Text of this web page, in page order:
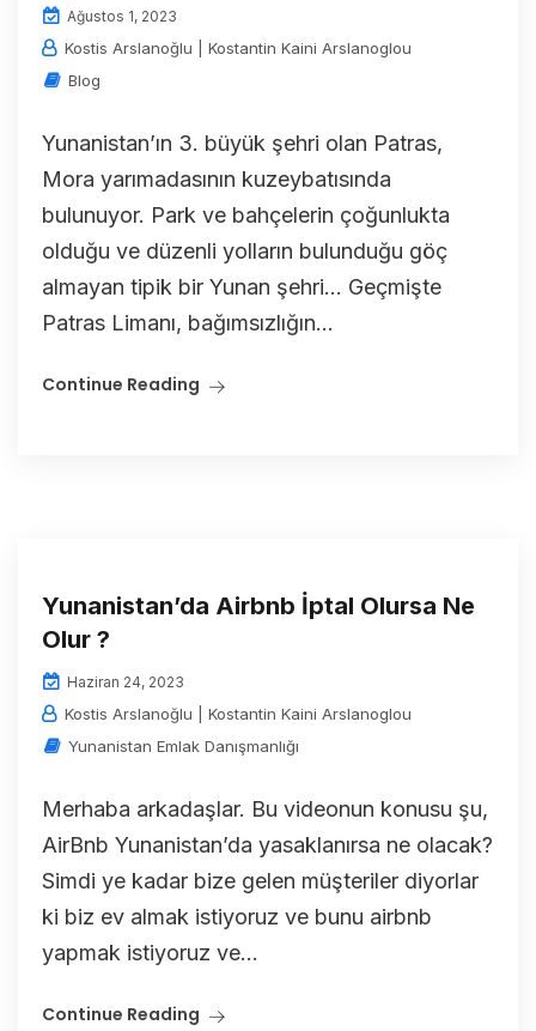
Ağustos 1, 2023
Kostis Arslanoğlu | Kostantin Kaini Arslanoglou
Blog
Yunanistan’ın 3. büyük şehri olan Patras,
Mora yarımadasının kuzeybatısında
bulunuyor. Park ve bahçelerin çoğunlukta
olduğu ve düzenli yolların bulunduğu göç
almayan tipik bir Yunan şehri… Geçmişte
Patras Limanı, bağımsızlığın...
Continue Reading
Yunanistan’da Airbnb İptal Olursa Ne
Olur ?
Haziran 24, 2023
Kostis Arslanoğlu | Kostantin Kaini Arslanoglou
Yunanistan Emlak Danışmanlığı
Merhaba arkadaşlar. Bu videonun konusu şu,
AirBnb Yunanistan’da yasaklanırsa ne olacak?
Simdi ye kadar bize gelen müşteriler diyorlar
ki biz ev almak istiyoruz ve bunu airbnb
yapmak istiyoruz ve...
Continue Reading